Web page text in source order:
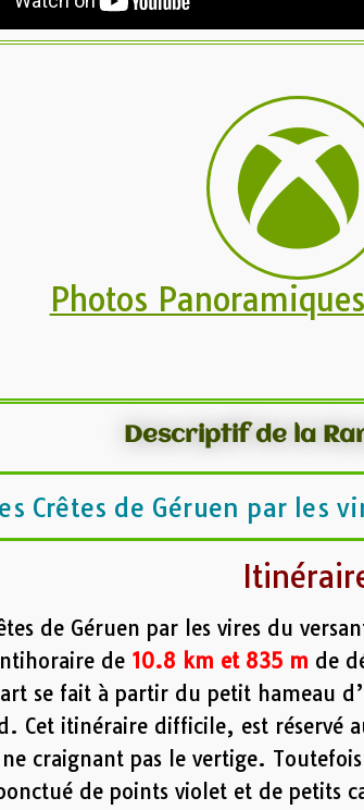
Photos
Descriptif de la
Crêtes de Géruen par les
de Géruen par les vires du
de 10.8 km et 835 m de
se fait à partir du petit hameau
Cet itinéraire difficile, est réservé
craignant pas le vertige.
de points violet et de petits